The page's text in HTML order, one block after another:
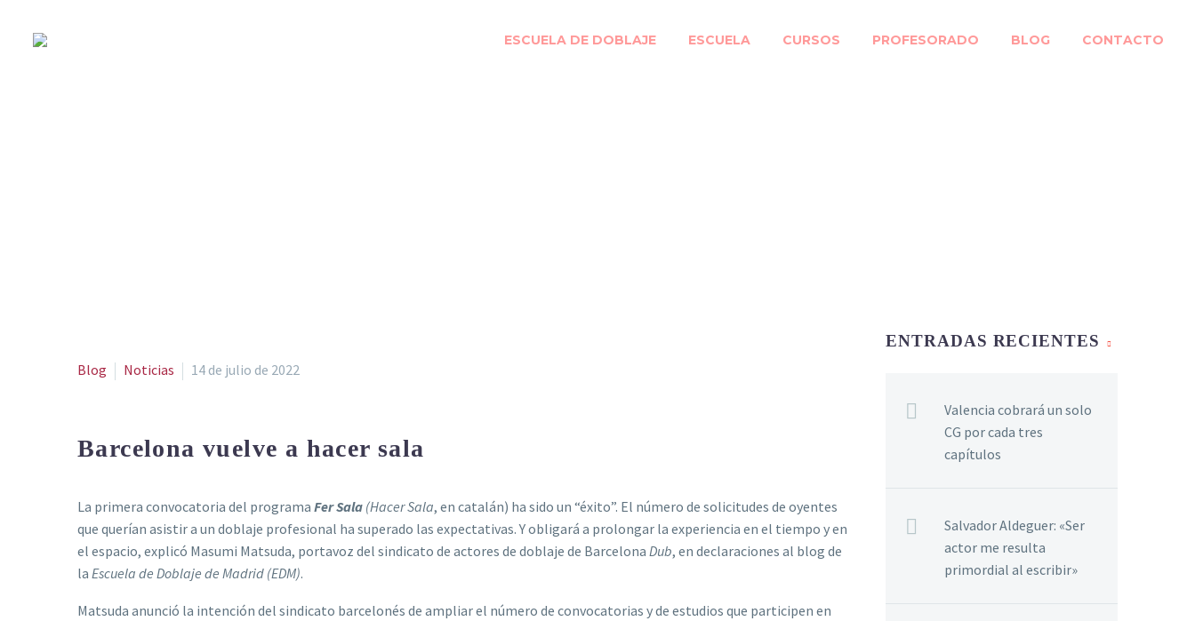
ESCUELA DE DOBLAJE ESCUELA CURSOS PROFESORADO BLOG CONTACTO
Blog Noticias 14 de julio de 2022
Barcelona vuelve a hacer sala
La primera convocatoria del programa Fer Sala (Hacer Sala, en catalán) ha sido un “éxito”. El número de solicitudes de oyentes
que querían asistir a un doblaje profesional ha superado las expectativas. Y obligará a prolongar la experiencia en el tiempo y en
el espacio, explicó Masumi Matsuda, portavoz del sindicato de actores de doblaje de Barcelona Dub, en declaraciones al blog de
la Escuela de Doblaje de Madrid (EDM).
Matsuda anunció la intención del sindicato barcelonés de ampliar el número de convocatorias y de estudios que participen en
ENTRADAS RECIENTES
Valencia cobrará un solo
CG por cada tres
capítulos
Salvador Aldeguer: «Ser
actor me resulta
primordial al escribir»